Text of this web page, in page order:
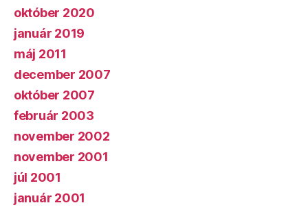
október 2020
január 2019
máj 2011
december 2007
október 2007
február 2003
november 2002
november 2001
júl 2001
január 2001